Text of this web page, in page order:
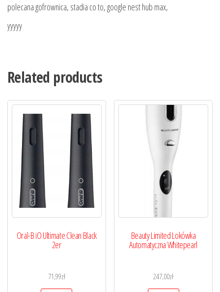
polecana gofrownica, stadia co to, google nest hub max,
yyyyy
Related products
Oral-B iO Ultimate Clean Black
2er
71,99zł
Beauty Limited Lokówka
Automatyczna Whitepearl
247,00zł